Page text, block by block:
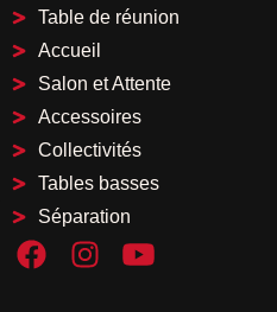
Table de réunion
Accueil
Salon et Attente
Accessoires
Collectivités
Tables basses
Séparation